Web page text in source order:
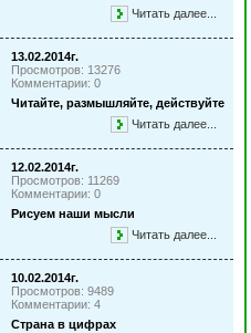
Читать далее...
13.02.2014г.
Просмотров: 13276
Комментарии: 0
Читайте, размышляйте, действуйте
Читать далее...
12.02.2014г.
Просмотров: 11269
Комментарии: 0
Рисуем наши мысли
Читать далее...
10.02.2014г.
Просмотров: 9489
Комментарии: 4
Страна в цифрах